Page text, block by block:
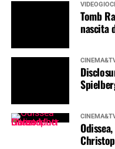
Tomb
nascita